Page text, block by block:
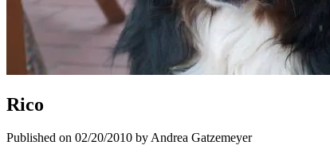
Rico
Published on 02/20/2010 by Andrea Gatzemeyer